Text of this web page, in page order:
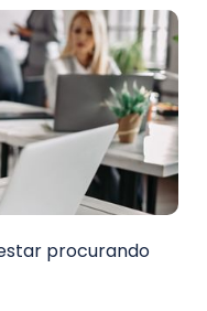
procurando